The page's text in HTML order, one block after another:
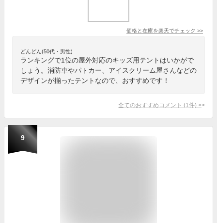
価格と在庫を楽天でチェック >>
どんどん(50代・男性)
ランキングで1位の屋外対応のキッズ用テントはいかがで
しょう。消防車やパトカー、アイスクリーム屋さんなどの
デザインが揃ったテントなので、おすすめです！
全てのおすすめコメント (1 件) >
9